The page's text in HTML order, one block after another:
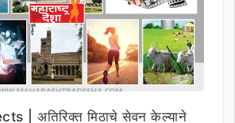
| अतिरिक्त मिठाचे सेवन केल्याने